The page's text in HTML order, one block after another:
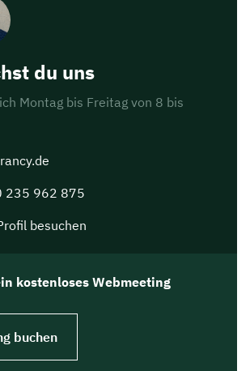
du uns
Montag bis Freitag von 8 bis
235 962 875
besuchen
kostenloses Webmeeting
buchen